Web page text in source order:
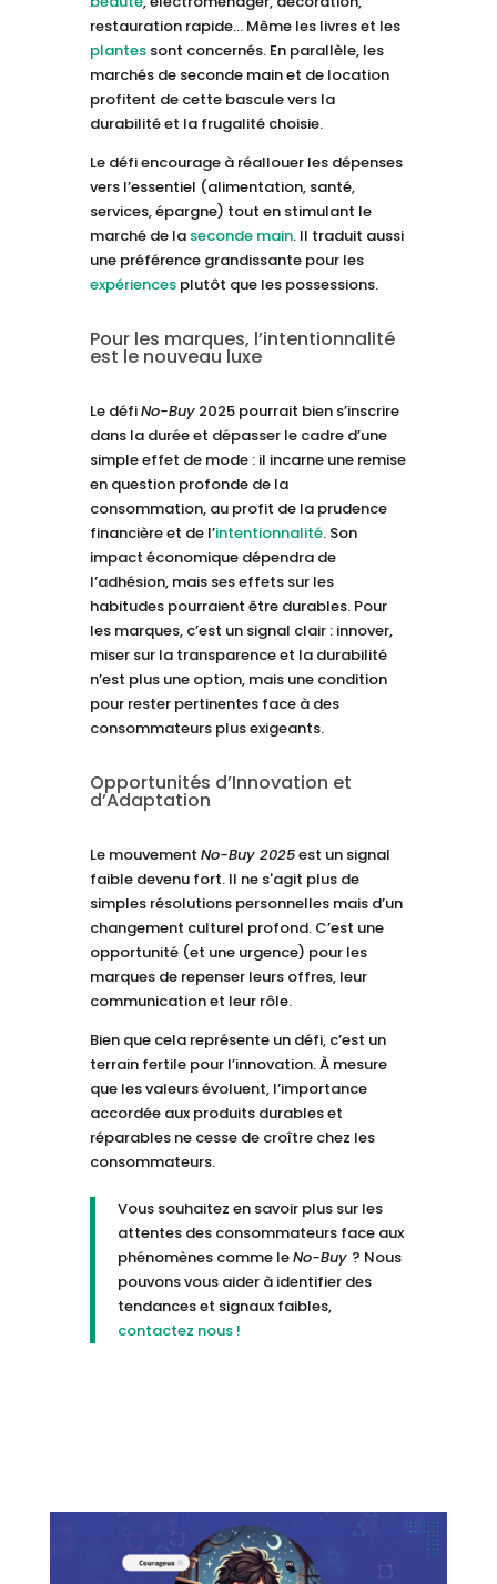
restauration rapide… Même les livres et les
plantessont concernés. En parallèle, les
marchés de seconde main et de location
profitent de cette bascule vers la
durabilité et la frugalité choisie.
Le défi encourage à réallouer les dépenses
vers l’essentiel (alimentation, santé,
services, épargne) tout en stimulant le
marché de la seconde main. Il traduit aussi
une préférence grandissante pour les
expériencesplutôt que les possessions.
Pour les marques, l’intentionnalité
est le nouveau luxe
Le défiNo-Buy2025 pourrait bien s’inscrire
dans la durée et dépasser le cadre d’une
simple effet de mode : il incarne une remise
en question profonde de la
consommation, au profit de la prudence
financière et de l’intentionnalité. Son
impact économique dépendra de
l’adhésion, mais ses effets sur les
habitudes pourraient être durables. Pour
les marques, c’est un signal clair : innover,
miser sur la transparence et la durabilité
n’est plus une option, mais une condition
pour rester pertinentes face à des
consommateurs plus exigeants.
Opportunités d’Innovation et
d’Adaptation
Le mouvement No-Buy 2025est un signal
faible devenu fort. Il ne s'agit plus de
simples résolutions personnelles mais d’un
changement culturel profond. C’est une
opportunité (et une urgence) pour les
marques de repenser leurs offres, leur
communication et leur rôle.
Bien que cela représente un défi, c’est un
terrain fertile pour l’innovation. À mesure
que les valeurs évoluent, l’importance
accordée aux produits durables et
réparables ne cesse de croître chez les
consommateurs.
Vous souhaitez en savoir plus sur les
attentes des consommateurs face aux
phénomènes comme leNo-Buy ? Nous
pouvons vous aider à identifier des
tendances et signaux faibles,
contactez nous !